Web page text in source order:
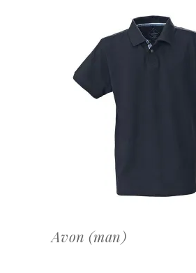
OFFERTEAANVRAAG
Avon (man)